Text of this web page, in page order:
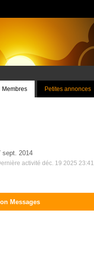
Membres Petites annonces
sept. 2014
activité déc. 19 2025 23:41
Messages